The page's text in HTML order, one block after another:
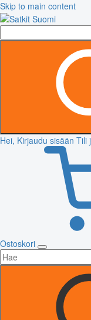
Skip to main content
Hei, Kirjaudu sisään Tili
Ostoskori